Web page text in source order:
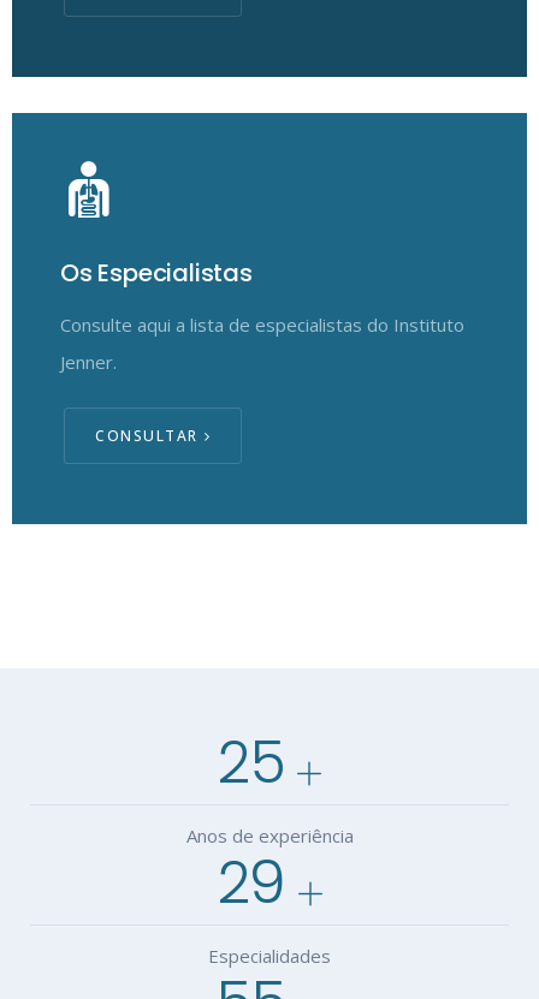
Os Especialistas
Consulte aqui a lista de especialistas do Instituto
Jenner.
CONSULTAR
25
Anos de experiência
29
Especialidades